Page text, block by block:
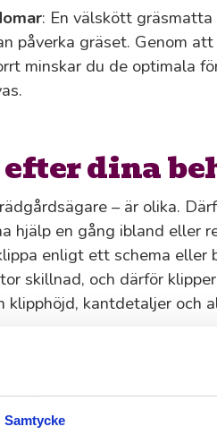
Samtycke
: En välskött
påverka gräset. Genom
minskar du de optimala
dina
– är olika.
hjälp en gång ibland eller
enligt ett schema eller
skillnad, och därför
kantdetaljer och
av